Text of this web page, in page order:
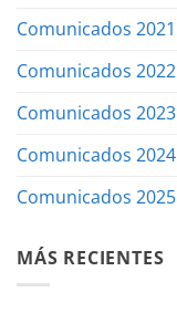
Comunicados 2021
Comunicados 2022
Comunicados 2023
Comunicados 2024
Comunicados 2025
MÁS RECIENTES